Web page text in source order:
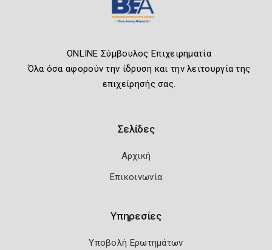
ONLINE Σύμβουλος Επιχειρηματία
Όλα όσα αφορούν την ίδρυση και την λειτουργία της
επιχείρησής σας.
Σελίδες
Αρχική
Επικοινωνία
Υπηρεσίες
Υποβολή Ερωτημάτων